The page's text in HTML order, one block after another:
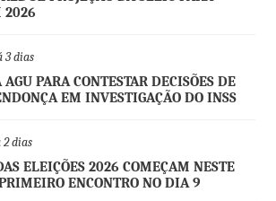
2026
3 dias
PARA CONTESTAR DECISÕES DE
EM INVESTIGAÇÃO DO INSS
2 dias
ELEIÇÕES 2026 COMEÇAM NESTE
ENCONTRO NO DIA 9